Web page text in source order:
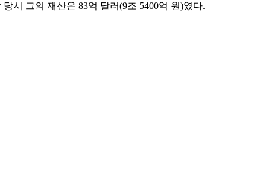
시 그의 재산은 83억 달러(9조 5400억 원)였다.